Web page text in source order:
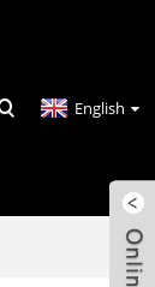
English